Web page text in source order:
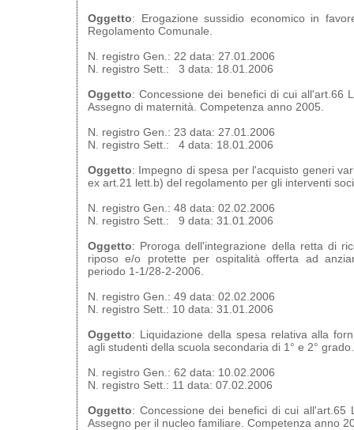
Oggetto: Erogazione sussidio economico in
Regolamento Comunale.
N. registro Gen.: 22 data: 27.01.2006
N. registro Sett.: 3 data: 18.01.2006
Oggetto: Concessione dei benefici di cui all'art.66
Assegno di maternità. Competenza anno 2005.
N. registro Gen.: 23 data: 27.01.2006
N. registro Sett.: 4 data: 18.01.2006
Oggetto: Impegno di spesa per l'acquisto generi
ex art.21 lett.b) del regolamento per gli interventi
N. registro Gen.: 48 data: 02.02.2006
N. registro Sett.: 9 data: 31.01.2006
Oggetto: Proroga dell'integrazione della retta di
riposo e/o protette per ospitalità offerta ad
periodo 1-1/28-2-2006.
N. registro Gen.: 49 data: 02.02.2006
N. registro Sett.: 10 data: 31.01.2006
Oggetto: Liquidazione della spesa relativa alla
agli studenti della scuola secondaria di 1° e 2° grado.
N. registro Gen.: 62 data: 10.02.2006
N. registro Sett.: 11 data: 07.02.2006
Oggetto: Concessione dei benefici di cui all'art.65
Assegno per il nucleo familiare. Competenza anno